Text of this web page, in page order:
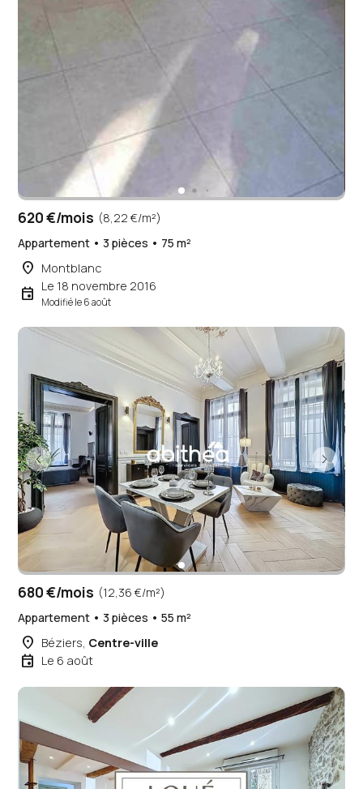
620 €/mois (8,22 €/m²)
Appartement • 3 pièces • 75 m²
place Montblanc
event Le 18 novembre 2016
Modifié le 6 août
680 €/mois (12,36 €/m²)
Appartement • 3 pièces • 55 m²
place Béziers, Centre-ville
event Le 6 août